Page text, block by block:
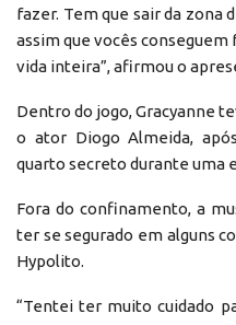
fazer. Tem que sair da zona
assim que vocês
vida inteira”, afirmou o
Dentro do jogo, Gracyanne
o ator Diogo Almeida,
quarto secreto durante uma
Fora do confinamento, a
ter se segurado em alguns
Hypolito.
“Tentei ter muito cuidado